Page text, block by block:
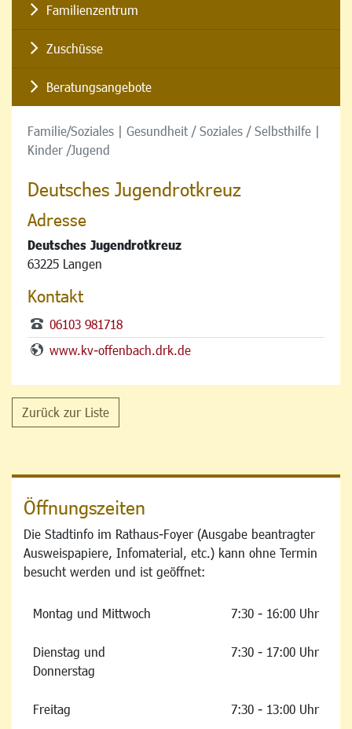
Familienzentrum
Zuschüsse
Beratungsangebote
Familie/Soziales | Gesundheit / Soziales / Selbsthilfe |
Kinder /Jugend
Deutsches Jugendrotkreuz
Adresse
Deutsches Jugendrotkreuz
63225 Langen
Kontakt
06103 981718
www.kv-offenbach.drk.de
Zurück zur Liste
Öffnungszeiten
Die Stadtinfo im Rathaus-Foyer (Ausgabe beantragter
Ausweispapiere, Infomaterial, etc.) kann ohne Termin
besucht werden und ist geöffnet:
Montag und Mittwoch 7:30 - 16:00 Uhr
Dienstag und
Donnerstag
7:30 - 17:00 Uhr
Freitag 7:30 - 13:00 Uhr